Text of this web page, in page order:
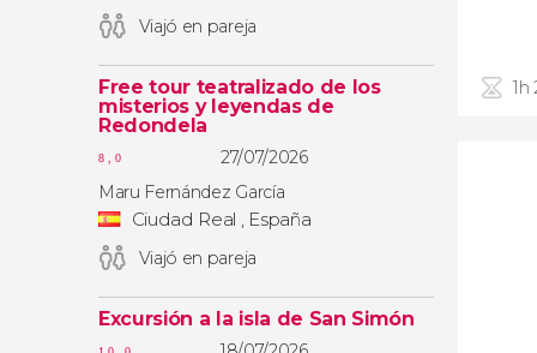
Viajó en pareja
Free tour teatralizado de los
misterios y leyendas de
Redondela
8,0
27/07/2026
Maru Fernández García
Ciudad Real , España
Viajó en pareja
Excursión a la isla de San Simón
10,0
1h